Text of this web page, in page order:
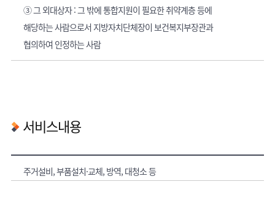
③ 그 외대상자 : 그 밖에 통합지원이 필요한 취약계층 등에
해당하는 사람으로서 지방자치단체장이 보건복지부장관과
협의하여 인정하는 사람
서비스내용
주거설비, 부품설치·교체, 방역, 대청소 등